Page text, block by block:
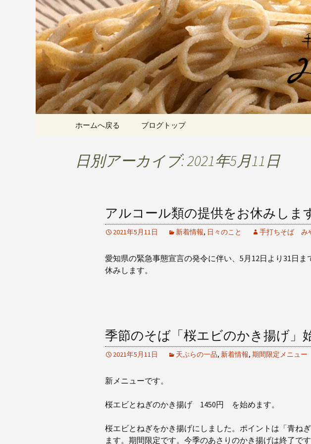
岡崎の「手打ち
です
愛知県岡崎市でひっそりと佇む「手打ち
割そばをお楽しみいただけます。新しい
こちら
コンテンツへ移動
ホームへ戻る ブログトップ
日別アーカイブ: 2021年5月11日
アルコール類の提供をお休みしま
2021年5月11日 新着情報, 日々のこと 手打ちそば み
愛知県の緊急事態宣言の発令に伴い、5月12日より31日
休みします。
季節のそば「桜エビのかき揚げ」
2021年5月11日 天ぷらの一品, 新着情報, 期間限定メニュー
新メニューです。
桜エビとねぎのかき揚げ 1450円 を始めます。
桜エビとねぎをかき揚げにしました。ポイントは「青ね
ます。期間限定です。今季のあさりのかき揚げは終了で